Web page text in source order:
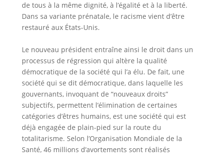
de tous à la même dignité, à l’égalité et à la liberté.
Dans sa variante prénatale, le racisme vient d’être
restauré aux États-Unis.
Le nouveau président entraîne ainsi le droit dans un
processus de régression qui altère la qualité
démocratique de la société qui l’a élu. De fait, une
société qui se dit démocratique, dans laquelle les
gouvernants, invoquant de “nouveaux droits”
subjectifs, permettent l’élimination de certaines
catégories d’êtres humains, est une société qui est
déjà engagée de plain-pied sur la route du
totalitarisme. Selon l’Organisation Mondiale de la
Santé, 46 millions d’avortements sont réalisés